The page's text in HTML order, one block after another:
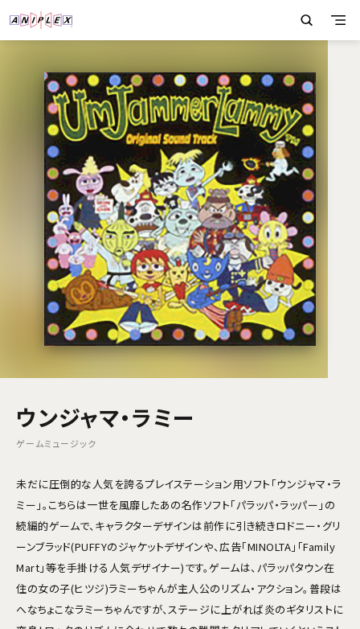
ウンジャマ・ラミー
ゲームミュージック
未だに圧倒的な人気を誇るプレイステーション用ソフト「ウンジャマ・ラ
ミー」。こちらは一世を風靡したあの名作ソフト「パラッパ・ラッパー」の
続編的ゲームで、キャラクターデザインは前作に引き続きロドニー・グリ
ーンブラッド(PUFFYのジャケットデザインや、広告「MINOLTA」「Family
Mart」等を手掛ける人気デザイナー)です。ゲームは、パラッパタウン在
住の女の子(ヒツジ)ラミーちゃんが主人公のリズム・アクション。普段は
へなちょこなラミーちゃんですが、ステージに上がれば炎のギタリストに